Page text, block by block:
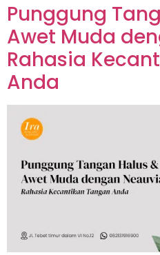
Punggung
Awet Muda
Rahasia
Anda